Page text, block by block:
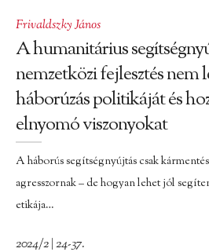
Frivaldszky János
A humanitárius
nemzetközi fejlesztés nem
háborúzás politikáját és
elnyomó viszonyokat
A háborús segítségnyújtás csak
agresszornak – de hogyan lehet jól
etikája…
2024/2 | 24-37.